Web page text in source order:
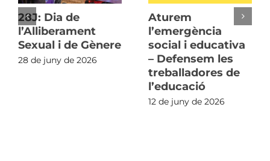
28J: Dia de
l’Alliberament
Sexual i de Gènere
28 de juny de 2026
Aturem
l’emergència
social i educativa
– Defensem les
treballadores de
l’educació
12 de juny de 2026